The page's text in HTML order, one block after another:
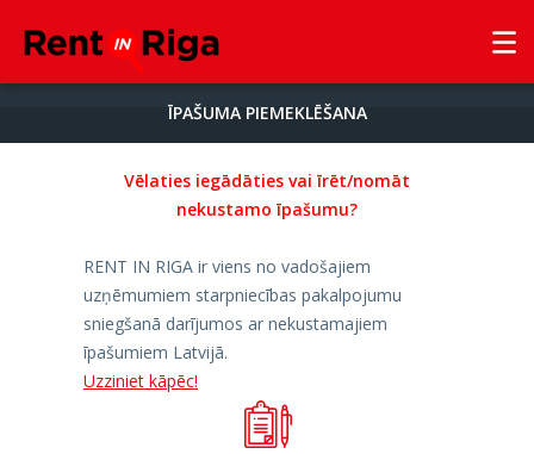
ĪPAŠUMA PIEMEKLĒŠANA
Vēlaties iegādāties vai īrēt/nomāt
nekustamo īpašumu?
RENT IN RIGA ir viens no vadošajiem
uzņēmumiem starpniecības pakalpojumu
sniegšanā darījumos ar nekustamajiem
īpašumiem Latvijā.
Uzziniet kāpēc!